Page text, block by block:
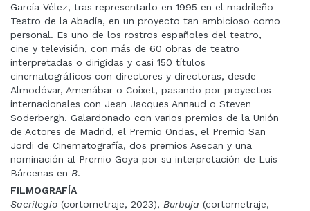
García Vélez, tras representarlo en 1995 en el madrileño
Teatro de la Abadía, en un proyecto tan ambicioso como
personal. Es uno de los rostros españoles del teatro,
cine y televisión, con más de 60 obras de teatro
interpretadas o dirigidas y casi 150 títulos
cinematográficos con directores y directoras, desde
Almodóvar, Amenábar o Coixet, pasando por proyectos
internacionales con Jean Jacques Annaud o Steven
Soderbergh. Galardonado con varios premios de la Unión
de Actores de Madrid, el Premio Ondas, el Premio San
Jordi de Cinematografía, dos premios Asecan y una
nominación al Premio Goya por su interpretación de Luis
Bárcenas en B.
FILMOGRAFÍA
Sacrilegio (cortometraje, 2023), Burbuja (cortometraje,